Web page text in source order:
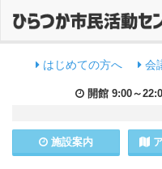
はじめての方へ 会
開館 9:00～
施設案内